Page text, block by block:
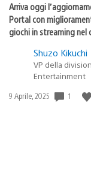
Arriva oggi
Portal con
giochi in streaming nel
Shuzo Kikuchi
VP della
Entertainment
Data
9 Aprile, 2025 1